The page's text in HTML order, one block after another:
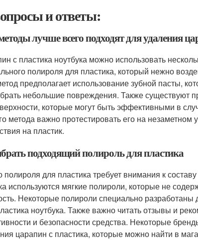
и ответы:
лучше всего подходят для удаления
с пластика ноутбука можно использовать
полироля для пластика, который нежно
предполагает использование зубной пасты,
небольшие повреждения. Также существуют
которые могут быть эффективными в
метода важно протестировать его на незаметном
на пластик.
подходящий полироль для пластика
для пластика требует внимания к
используются мягкие полироли, которые не
Некоторые полироли специально разработаны
ноутбука. Также важно читать отзывы и
и безопасности средства. Некоторые
царапин с пластика, которые можно найти в